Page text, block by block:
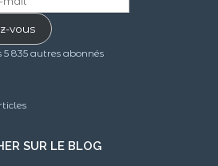
vous
5 835 autres abonnés
SUR LE BLOG